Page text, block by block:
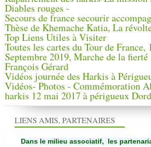
Diables rouges -
Secours de france secourir
Thèse de Khemache Katia, La
Top Liens Utiles à Visiter
Toutes les cartes du Tour de
Septembre 2019, Marche de la
François Gérard
Vidéos journée des Harkis à
Vidéos- Photos - Commémoration
harkis 12 mai 2017 à périgueux
LIENS AMIS, PARTENAIRES
Dans le milieu associatif, les